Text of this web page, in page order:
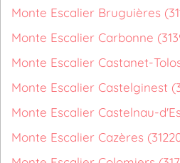
Monte Escalier Bruguières
Monte Escalier Carbonne
Monte Escalier Castanet-
Monte Escalier Castelginest
Monte Escalier Castelnau-
Monte Escalier Cazères